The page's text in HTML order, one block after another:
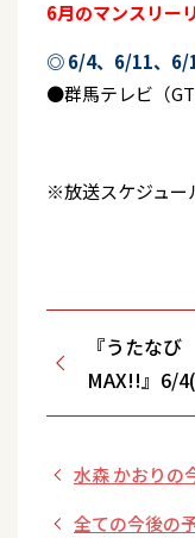
6月のマンスリー
◎ 6/4、6/11、6/
●群馬テレビ（
※放送スケジュー
『うたなび
MAX!!』6/
馬テレビ
水森 かおりの
全ての今後の